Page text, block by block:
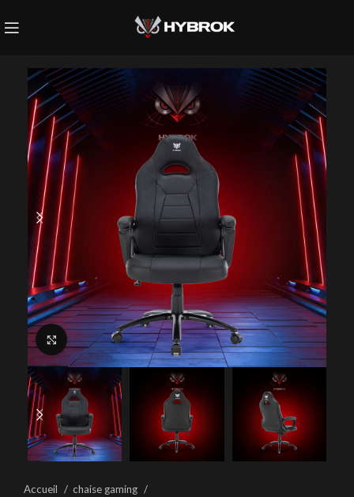
Click to enlarge
Accueil
chaise gaming